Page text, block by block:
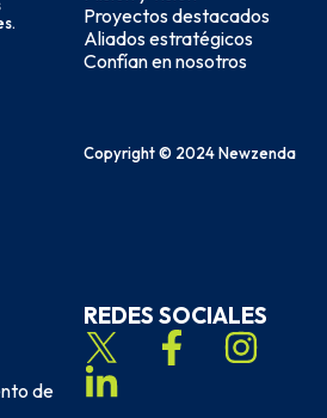
Proyectos destacados
Aliados estratégicos
Confían en nosotros
Copyright © 2024 Newzenda
de
REDES SOCIALES